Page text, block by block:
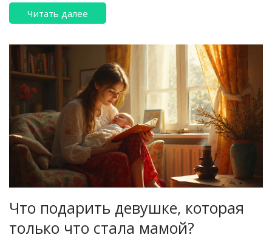
оригинальные варианты сюрпризов, которые
подходят для любого повода. Одна из главных
счастья, а не просто от ожидания привычного
букета.
Читать далее
Что подарить девушке, которая
только что стала мамой?